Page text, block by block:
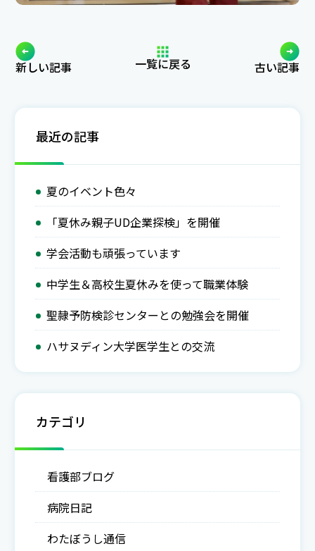
新しい記事 一覧に戻る 古い記事
最近の記事
夏のイベント色々
「夏休み親子UD企業探検」を開催
学会活動も頑張っています
中学生＆高校生夏休みを使って職業体験
聖隷予防検診センターとの勉強会を開催
ハサヌディン大学医学生との交流
カテゴリ
看護部ブログ
病院日記
わたぼうし通信